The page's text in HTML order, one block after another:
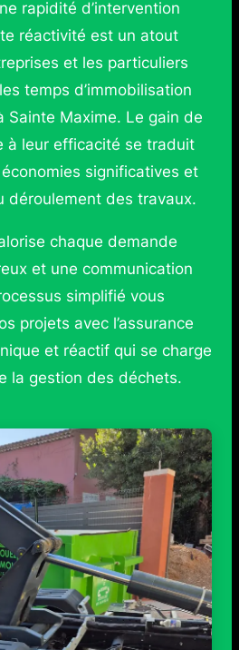
rapidité d’intervention
réactivité est un atout
et les particuliers
temps d’immobilisation
Sainte Maxime. Le gain de
à leur efficacité se traduit
significatives et
déroulement des travaux.
chaque demande
et une communication
simplifié vous
projets avec l’assurance
et réactif qui se charge
la gestion des déchets.